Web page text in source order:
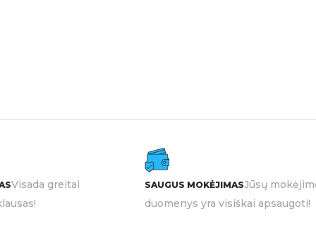
Visada greitai
SAUGUS MOKĖJIMASJūsų
duomenys yra visiškai apsaugoti!